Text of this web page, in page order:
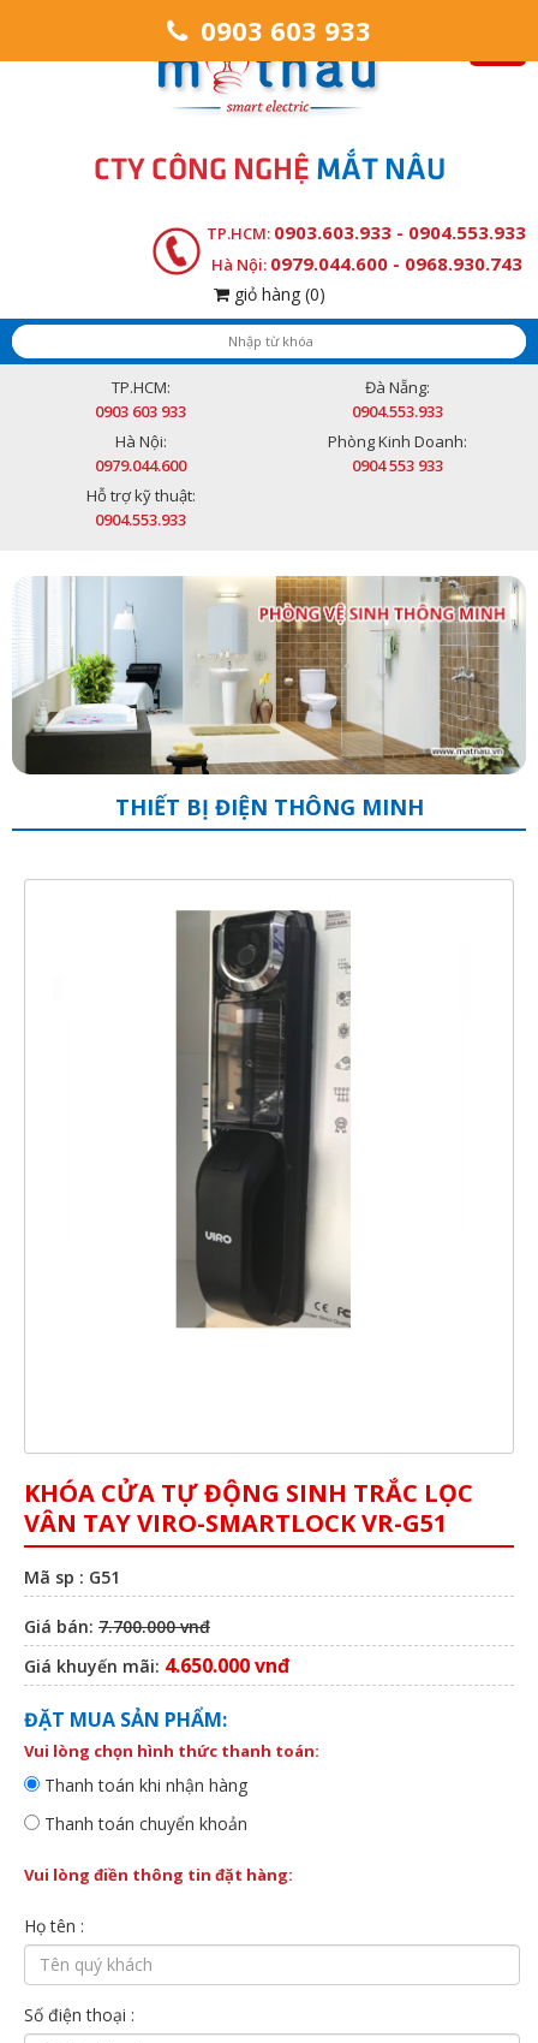
CTY CÔNG NGHỆ MẮT NÂU
TP.HCM: 0903.603.933 - 0904.553.933
Hà Nội: 0979.044.600 - 0968.930.743
giỏ hàng (0)
TP.HCM:
0903 603 933
Đà Nẵng:
0904.553.933
Hà Nội:
0979.044.600
Phòng Kinh Doanh:
0904 553 933
Hỗ trợ kỹ thuật:
0904.553.933
THIẾT BỊ ĐIỆN THÔNG MINH
KHÓA CỬA TỰ ĐỘNG SINH TRẮC LỌC
VÂN TAY VIRO-SMARTLOCK VR-G51
Mã sp : G51
Giá bán: 7.700.000 vnđ
Giá khuyến mãi: 4.650.000 vnđ
ĐẶT MUA SẢN PHẨM:
Vui lòng chọn hình thức thanh toán:
Thanh toán khi nhận hàng
Thanh toán chuyển khoản
Vui lòng điền thông tin đặt hàng:
Họ tên :
Số điện thoại :
0903 603 933